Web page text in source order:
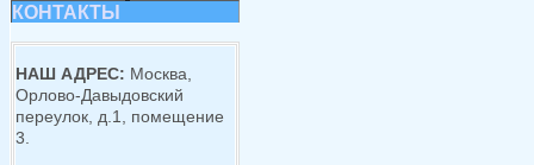
КОНТАКТЫ
НАШ АДРЕС: Москва,
Орлово-Давыдовский
переулок, д.1, помещение
3.